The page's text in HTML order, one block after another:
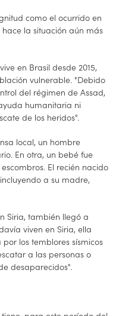
como el ocurrido en
la situación aún más
en Brasil desde 2015,
vulnerable. "Debido
del régimen de Assad,
humanitaria ni
de los heridos".
local, un hombre
En otra, un bebé fue
El recién nacido
a su madre,
Siria, también llegó a
viven en Siria, ella
los temblores sísmicos
a las personas o
desaparecidos".